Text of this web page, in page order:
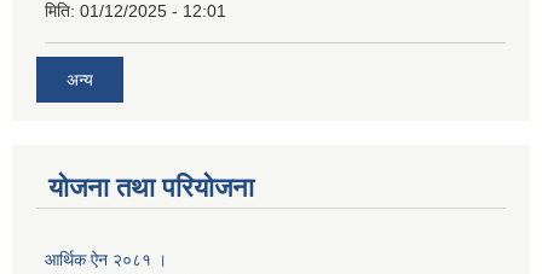
मिति: 01/12/2025 - 12:01
अन्य
योजना तथा परियोजना
आर्थिक ऐन २०८१ ।